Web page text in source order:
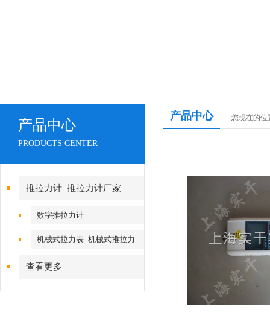
产品中心
PRODUCTS CENTER
推拉力计_推拉力计厂家
数字推拉力计
机械式拉力表_机械式推拉力
查看更多
产品中心 您现在的位